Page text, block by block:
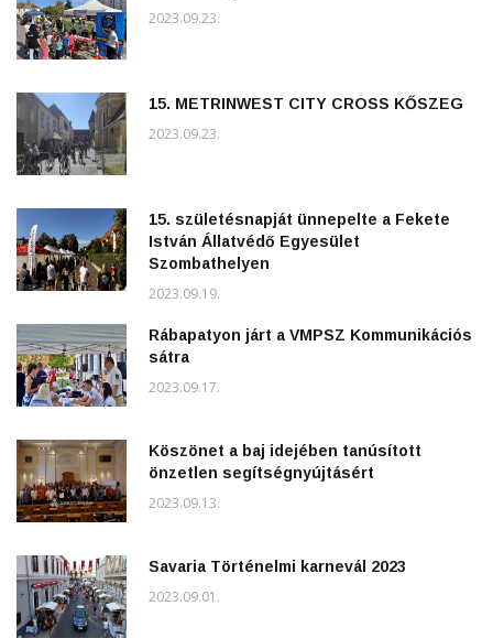
2023.09.23.
15. METRINWEST CITY CROSS KŐSZEG
2023.09.23.
15. születésnapját ünnepelte a Fekete
István Állatvédő Egyesület
Szombathelyen
2023.09.19.
Rábapatyon járt a VMPSZ Kommunikációs
sátra
2023.09.17.
Köszönet a baj idejében tanúsított
önzetlen segítségnyújtásért
2023.09.13.
Savaria Történelmi karnevál 2023
2023.09.01.